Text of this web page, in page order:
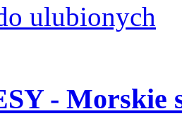
ulubionych
- Morskie